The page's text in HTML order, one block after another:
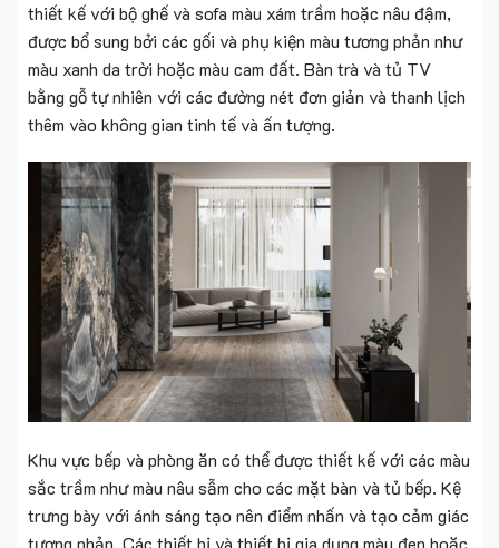
thiết kế với bộ ghế và sofa màu xám trầm hoặc nâu đậm,
được bổ sung bởi các gối và phụ kiện màu tương phản như
màu xanh da trời hoặc màu cam đất. Bàn trà và tủ TV
bằng gỗ tự nhiên với các đường nét đơn giản và thanh lịch
thêm vào không gian tinh tế và ấn tượng.
Khu vực bếp và phòng ăn có thể được thiết kế với các màu
sắc trầm như màu nâu sẫm cho các mặt bàn và tủ bếp. Kệ
trưng bày với ánh sáng tạo nên điểm nhấn và tạo cảm giác
tương phản. Các thiết bị và thiết bị gia dụng màu đen hoặc